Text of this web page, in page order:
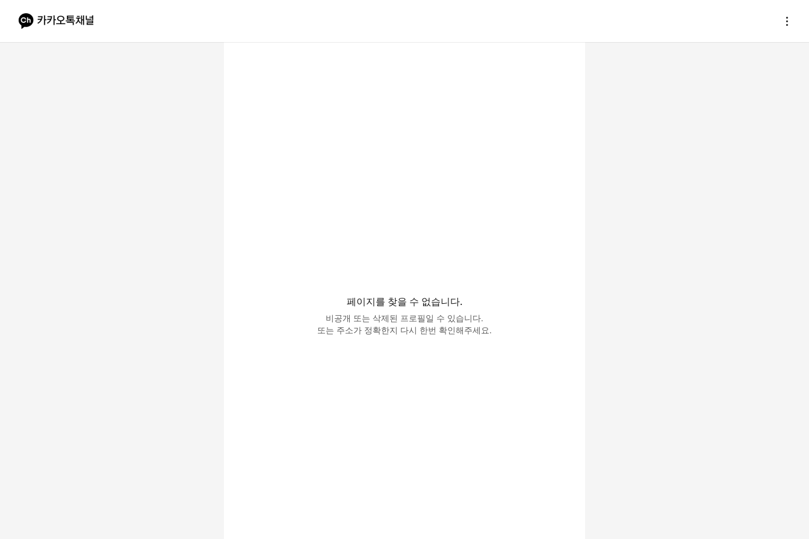
페이지를 찾을 수 없습니다.
비공개 또는 삭제된 프로필일 수 있습니다.
또는 주소가 정확한지 다시 한번 확인해주세요.